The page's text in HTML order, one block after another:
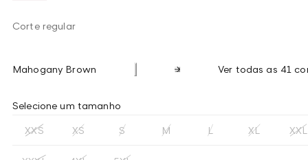
Corte regular
Mahogany Brown Ver todas as 41
Selecione um tamanho
XXS XS S M L XL XXL